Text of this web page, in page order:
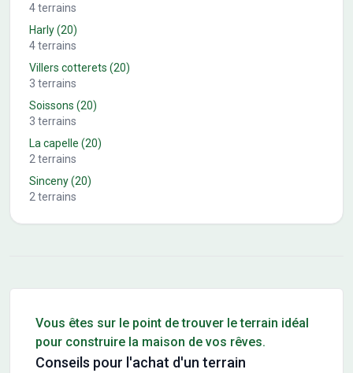
4terrains
Harly(20)
4terrains
Villers cotterets (20)
3 terrains
Soissons (20)
3 terrains
La capelle (20)
2terrains
Sinceny(20)
2terrains
Vous êtes sur le point de trouver le terrain idéal
pour construire la maison de vos rêves.
Conseils pour l'achat d'un terrain